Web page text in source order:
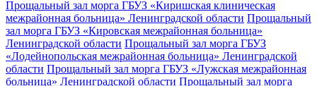
Прощальный зал морга ГБУЗ «Киришская клиническая
межрайонная больница» Ленинградской области Прощальный
зал морга ГБУЗ «Кировская межрайонная больница»
Ленинградской области Прощальный зал морга ГБУЗ
«Лодейнопольская межрайонная больница» Ленинградской
области Прощальный зал морга ГБУЗ «Лужская межрайонная
больница» Ленинградской области Прощальный зал морга